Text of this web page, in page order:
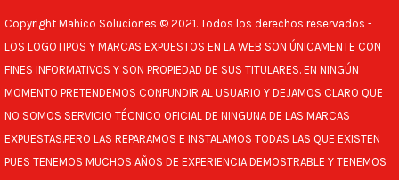
Copyright Mahico Soluciones © 2021. Todos los derechos reservados -
LOS LOGOTIPOS Y MARCAS EXPUESTOS EN LA WEB SON ÚNICAMENTE CON
FINES INFORMATIVOS Y SON PROPIEDAD DE SUS TITULARES. EN NINGÚN
MOMENTO PRETENDEMOS CONFUNDIR AL USUARIO Y DEJAMOS CLARO QUE
NO SOMOS SERVICIO TÉCNICO OFICIAL DE NINGUNA DE LAS MARCAS
EXPUESTAS.PERO LAS REPARAMOS E INSTALAMOS TODAS LAS QUE EXISTEN
PUES TENEMOS MUCHOS AÑOS DE EXPERIENCIA DEMOSTRABLE Y TENEMOS